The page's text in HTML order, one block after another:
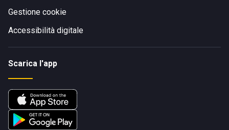
Gestione cookie
Accessibilità digitale
Scarica l'app